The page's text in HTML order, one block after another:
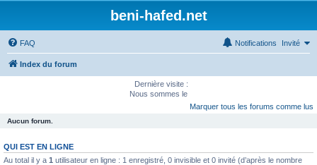
beni-hafed.net
FAQ Invité
Notifications
Index du forum
Dernière visite :
Nous sommes le
Marquer tous les forums comme lus
Aucun forum.
QUI EST EN LIGNE
Au total il y a 1 utilisateur en ligne : 1 enregistré, 0 invisible et 0 invité (d’après le nombre